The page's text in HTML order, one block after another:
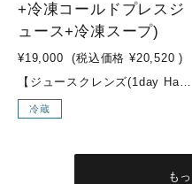
+冷凍コールドプレスジ
ュース+冷凍スープ)
¥19,000 (税込価格 ¥20,520 )
【ジュースクレンズ(1day Half)→回復食(1day Half)】までをスムーズに行える3日間セット回復食期間は何を食べて過ごしたら良いかわからない…ジュースクレンズ後から通常食に戻すまでの期間はどう過ごすべき？？と、お悩みの方はこちらのセットからスタートしてみませんか？！ジュースクレンズ後の、回復食期間をどう過ごすかはとても重要です。『YES TOKYO FROZEN COLDPRESSED JUICE』と『YES TOKYO ORIGINAL FROZEN SOUP』を使用し、ジュースクレンズの効果を最大限に引き出し、ジュースクレンズ後も穏やかにお過ごしいただけます。気軽に長期のジュースクレンズにチャレンジ可能なセットとなっておりますので是非お試し下さい！こんな方にオススメ！・ジュースクレンズ後が不安な方・長期間のジュースクレンズに挑戦したい方・ダイエット中で更なる成果を出したい方・暴飲暴食が続いて身体をスッキリさせたい方 セット内容【DAY 1】・PIXIE：リンゴ・パイナップ ・レモン・ショウガ・ターメリック・365DAYS：ホウレン草・キャベツ・ブロッコリー・パセリ・リンゴ・レモン・SUNSET：ニンジン・ショウガ・オレンジ・レモン・ウコン・THE ROSE：ビーツ・ニンジン・キャベツ・ショウガ・オレンジ・レモン・SEA SIDE：ホウレン草・セロリ・ロメインレタス・オレンジ・グレープフルーツ・ショウガ・スピルリナ・REFRESHER：リンゴ・パイナップル・グレープフルーツ・レモン・ビーツ・ローズ・MARBLES：ビーツ・キュウリ・ゴボウ・ショウガ・パイナップル・グレープフルーツ・レモン・MOSS GREEN：ケール・ホウレン草・セロリ・キュウリ・レモン・ショウガ ・グレープフルーツ【DAY 2】・3AM：白菜・パイナップル・グレープフルーツ・キャベツ・キュウリ・ゴボウ・ショウガ・LIME：パイナップル・ライム・白菜・キャベツ・グレープフルーツ・レモン・チアシード・REFRESHER：リンゴ・パイナップル・グレープフルーツ・レモン・グレープフルーツ・ビーツ・ローズ・MARBLES：ビーツ・キュウリ・ゴボウ・ショウガ・パイナップル・グレープフルーツ・レモン・365DAYS：ホウレン草・キャベツ・ブロッコリー・パセリ・リンゴ・レモン・キヌアとヘンプオイルのスープ・トマトとキヌアのスープ【DAY 3】・ZESTY・SUNRISE GLOW・ビーツと枝豆の塩麹スープ・キヌアとヘンプオイルのスープ・LUSH LIFE・キヌアとヘンプオイルのスープ・カボチャの味噌スープ・LIQUID BEETスープは冷凍スープでのお渡しとなります。冷凍コールドプレスジュースは冷凍でのお渡しとなります。※店頭受け取り、又はデリバリーでのお届けのみ対象となります。(デリバリー対応区域のみ)※種類の変更不可です。 内容量・コールドプレスジュース：270ml×12本・【冷凍】オリジナルコールドプレスジュース：200ml×4pc・【冷凍】オリジナルスープ：180g×6pc
冷蔵
も